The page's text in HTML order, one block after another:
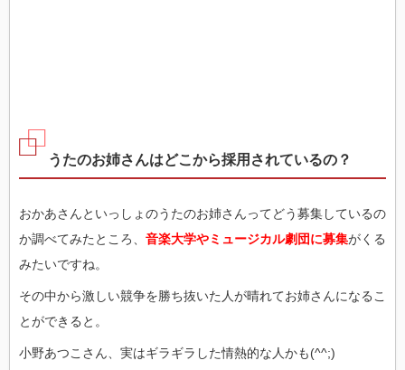
うたのお姉さんはどこから採用されているの？
おかあさんといっしょのうたのお姉さんってどう募集しているの
か調べてみたところ、 音楽大学やミュージカル劇団に募集がくる
みたいですね。
その中から激しい競争を勝ち抜いた人が晴れてお姉さんになるこ
とができると。
小野あつこさん、実はギラギラした情熱的な人かも(^^;)